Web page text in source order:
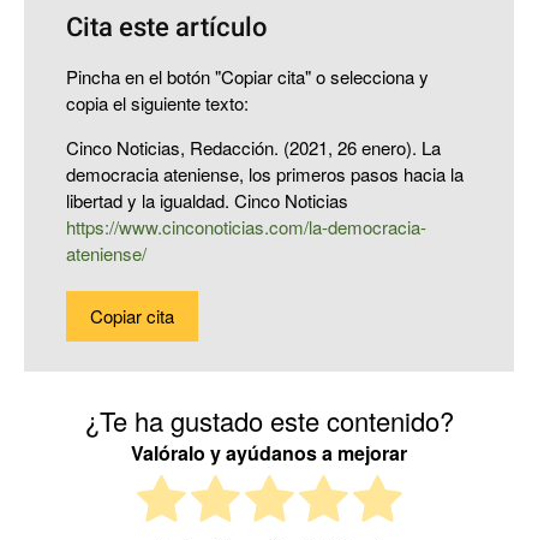
Cita este artículo
Pincha en el botón "Copiar cita" o selecciona y
copia el siguiente texto:
Cinco Noticias, Redacción. (2021, 26 enero). La
democracia ateniense, los primeros pasos hacia la
libertad y la igualdad. Cinco Noticias
https://www.cinconoticias.com/la-democracia-
ateniense/
Copiar cita
¿Te ha gustado este contenido?
Valóralo y ayúdanos a mejorar